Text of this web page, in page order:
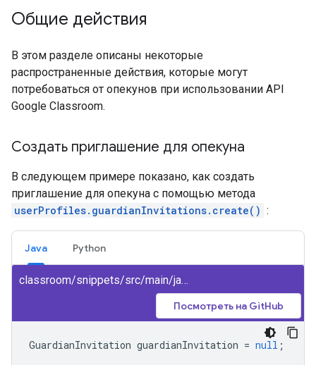
Общие действия
В этом разделе описаны некоторые
распространенные действия, которые могут
потребоваться от опекунов при использовании API
Google Classroom.
Создать приглашение для опекуна
В следующем примере показано, как создать
приглашение для опекуна с помощью метода
userProfiles.guardianInvitations.create() :
Java Python
classroom/snippets/src/main/java/CreateGuardianInvitation.java
Посмотреть на GitHub
GuardianInvitation guardianInvitation = null ;